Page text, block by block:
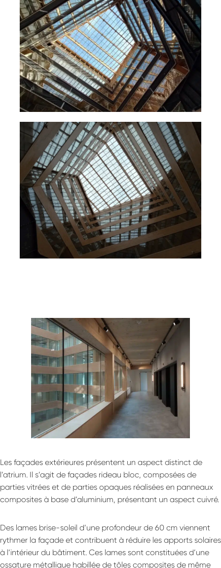
Les façades extérieures présentent un aspect distinct de
l’atrium. Il s’agit de façades rideau bloc, composées de
parties vitrées et de parties opaques réalisées en panneaux
composites à base d’aluminium, présentant un aspect cuivré.
Des lames brise-soleil d’une profondeur de 60 cm viennent
rythmer la façade et contribuent à réduire les apports solaires
à l’intérieur du bâtiment. Ces lames sont constituées d’une
ossature métallique habillée de tôles composites de même